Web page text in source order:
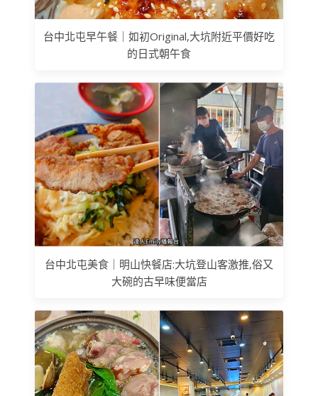
台中北屯早午餐｜如初Original,大坑附近平價好吃
的日式朝午食
台中北屯美食｜明山快餐店:大坑登山客激推,俗又
大碗的古早味便當店